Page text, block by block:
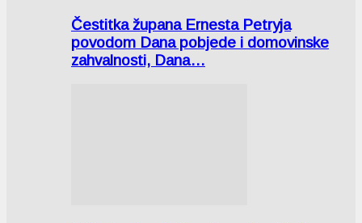
Čestitka župana Ernesta Petryja
povodom Dana pobjede i domovinske
zahvalnosti, Dana…